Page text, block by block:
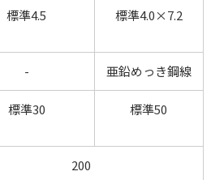
標準4.5 標準4.0×7.2
- 亜鉛めっき鋼線
標準30 標準50
200